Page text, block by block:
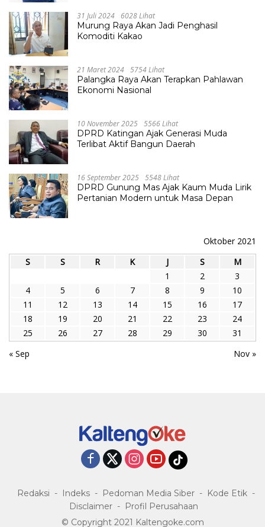
31 Juli 2024 6028 Lihat
Murung Raya Akan Jadi Penghasil
Komoditi Kakao
21 Maret 2024 5754 Lihat
Palangka Raya Akan Terapkan Pahlawan
Ekonomi Nasional
10 November 2025 5566 Lihat
DPRD Katingan Ajak Generasi Muda
Terlibat Aktif Bangun Daerah
16 September 2025 5548 Lihat
DPRD Gunung Mas Ajak Kaum Muda Lirik
Pertanian Modern untuk Masa Depan
Oktober 2021
S
S R K J S
M
1
2
3
4
5 6 7 8 9
10
11
12 13 14 15 16
17
18
19 20 21 22 23
24
25
26 27 28 29 30
31
« Sep
Nov »
Redaksi Indeks Pedoman Media Siber
Kode Etik
Disclaimer
Profil Perusahaan
© Copyright 2021 Kaltengoke.com